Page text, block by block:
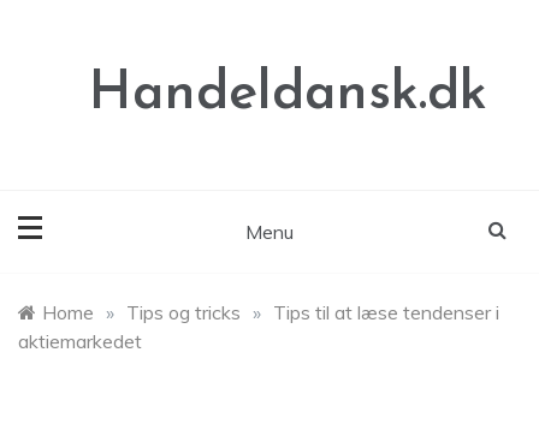
Handeldansk.dk
Menu
Home » Tips og tricks » Tips til at læse tendenser i
aktiemarkedet